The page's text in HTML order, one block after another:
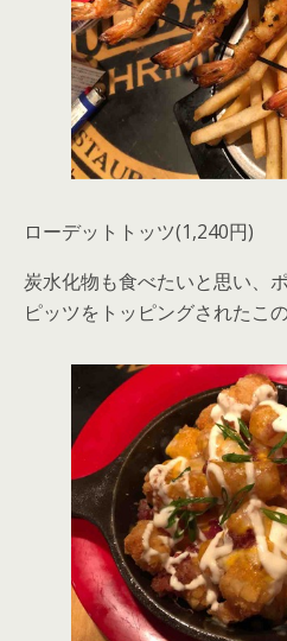
ローデットトッツ(1,240円)
炭水化物も食べたいと思い、
ピッツをトッピングされたこ